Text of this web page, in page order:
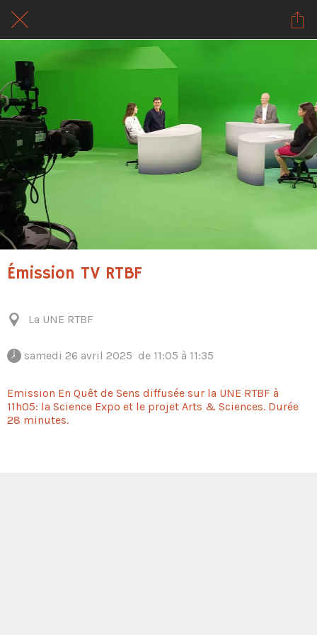
Émission TV RTBF
La UNE RTBF
samedi 26 avril 2025  de 11:05 à 11:35
Emission En Quêt de Sens diffusée sur la UNE RTBF à
11h05: la Science Expo et le projet Arts & Sciences. Durée
28 minutes.